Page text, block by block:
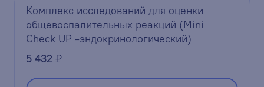
Комплекс исследований для оценки
общевоспалительных реакций (Mini
Check UP -эндокринологический)
5 432 ₽